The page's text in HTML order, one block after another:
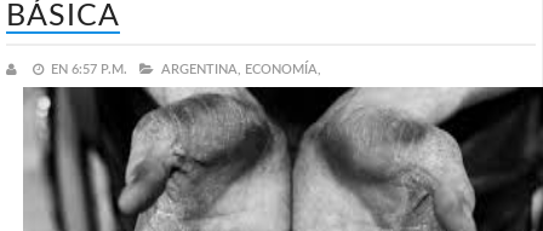
BÁSICA
EN 6:57 P.M. ARGENTINA, ECONOMÍA,